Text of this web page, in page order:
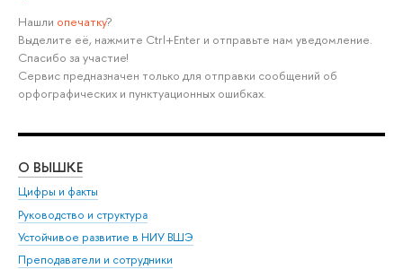
Нашли опечатку?
Выделите её, нажмите Ctrl+Enter и отправьте нам уведомление.
Спасибо за участие!
Сервис предназначен только для отправки сообщений об
орфографических и пунктуационных ошибках.
О ВЫШКЕ
Цифры и факты
Руководство и структура
Устойчивое развитие в НИУ ВШЭ
Преподаватели и сотрудники